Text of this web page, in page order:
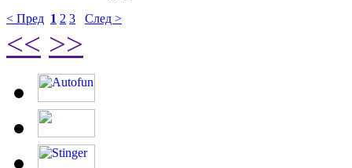
< Пред 1 2 3 След >
<< >>